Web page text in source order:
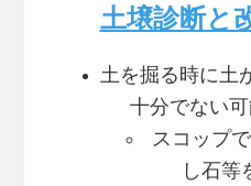
土壌診断と
土を掘る時に土
十分でない可
スコップ
し石等